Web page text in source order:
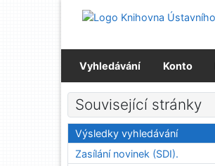
Přejít na menu
Vyhledávání Konto
Související stránky
Výsledky vyhledávání
Zasílání novinek (SDI).